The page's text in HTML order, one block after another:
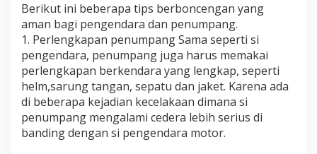
Berikut ini beberapa tips berboncengan yang
aman bagi pengendara dan penumpang.
1. Perlengkapan penumpang Sama seperti si
pengendara, penumpang juga harus memakai
perlengkapan berkendara yang lengkap, seperti
helm,sarung tangan, sepatu dan jaket. Karena ada
di beberapa kejadian kecelakaan dimana si
penumpang mengalami cedera lebih serius di
banding dengan si pengendara motor.